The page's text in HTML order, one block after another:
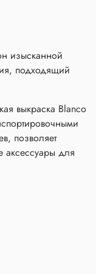
изысканной
подходящий
выкраска Blanco
позволяет
аксессуары для